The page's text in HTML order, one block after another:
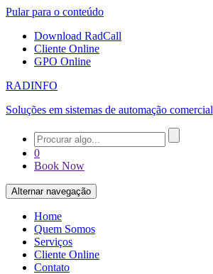
Pular para o conteúdo
Download RadCall
Cliente Online
GPO Online
RADINFO
Soluções em sistemas de automação comercial
0
Book Now
Alternar navegação
Home
Quem Somos
Serviços
Cliente Online
Contato